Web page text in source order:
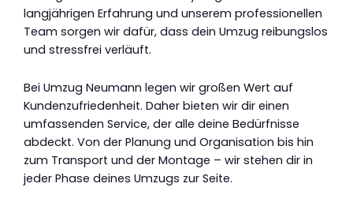
langjährigen Erfahrung und unserem professionellen
Team sorgen wir dafür, dass dein Umzug reibungslos
und stressfrei verläuft.
Bei Umzug Neumann legen wir großen Wert auf
Kundenzufriedenheit. Daher bieten wir dir einen
umfassenden Service, der alle deine Bedürfnisse
abdeckt. Von der Planung und Organisation bis hin
zum Transport und der Montage – wir stehen dir in
jeder Phase deines Umzugs zur Seite.